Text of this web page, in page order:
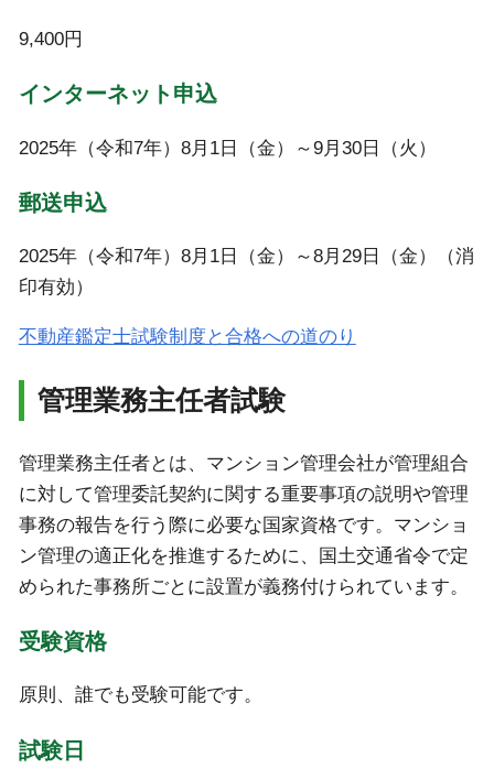
9,400円
インターネット申込
2025年（令和7年）8月1日（金）～9月30日（火）
郵送申込
2025年（令和7年）8月1日（金）～8月29日（金）（消
印有効）
不動産鑑定士試験制度と合格への道のり
管理業務主任者試験
管理業務主任者とは、マンション管理会社が管理組合
に対して管理委託契約に関する重要事項の説明や管理
事務の報告を行う際に必要な国家資格です。マンショ
ン管理の適正化を推進するために、国土交通省令で定
められた事務所ごとに設置が義務付けられています。
受験資格
原則、誰でも受験可能です。
試験日